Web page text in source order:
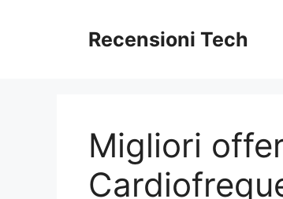
Recensioni Tech
Migliori